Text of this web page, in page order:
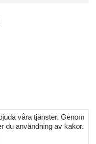
våra tjänster. Genom
du användning av kakor.